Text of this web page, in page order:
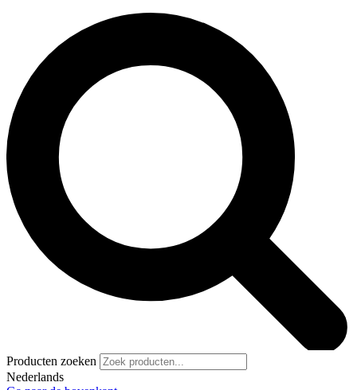
Producten zoeken
Nederlands